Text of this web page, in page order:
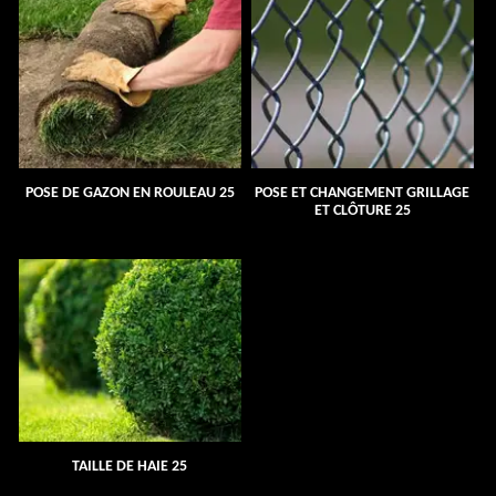
POSE DE GAZON EN ROULEAU 25
POSE ET CHANGEMENT GRILLAGE
ET CLÔTURE 25
TAILLE DE HAIE 25